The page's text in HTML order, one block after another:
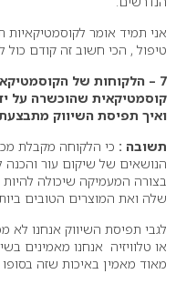
אני תמיד אומר
טיפול , הכי חשוב זה קודם כול
7 – הלקוחות של
קוסמטיקאית שהוכשרה על
ואיך תפיסת השיווק
תשובה : כי הלקוחה מקבלת
הנושאים של שיקום עור והכנה
בצורה המעמיקה שיכולה
שלה ואת המוצרים הטובים
לגבי תפיסת השיווק אנחנו לא
או טלוויזיה אנחנו מאמינים
מאוד מאמין באיכות שזה